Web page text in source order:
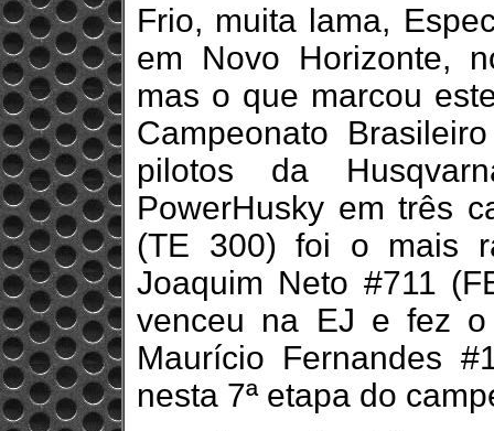
Frio, muita lama,
em Novo Horizonte,
mas o que marcou
Campeonato
pilotos da
PowerHusky em três
(TE 300) foi o mais
Joaquim Neto #711
venceu na EJ e fez
Maurício Fernandes
nesta 7ª etapa do